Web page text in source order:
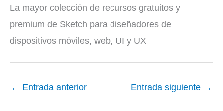
La mayor colección de recursos gratuitos y
premium de Sketch para diseñadores de
dispositivos móviles, web, UI y UX
← Entrada anterior Entrada siguiente →